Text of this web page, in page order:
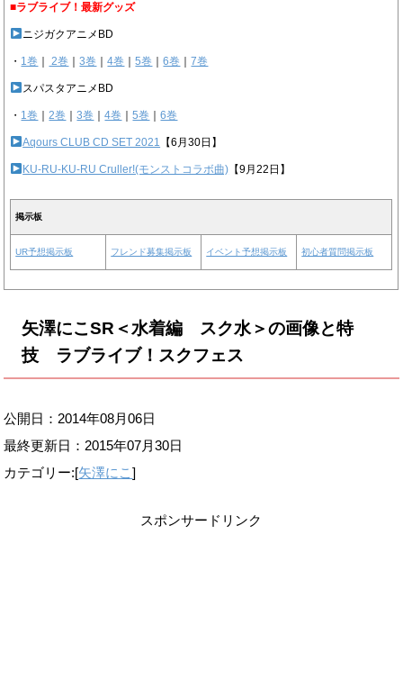
■ラブライブ！最新グッズ
ニジガクアニメBD
・ 1巻 2巻 ｜3巻 ｜4巻 ｜5巻 ｜6巻 ｜7巻
スパスタアニメBD
・ 1巻 ｜2巻 ｜3巻 ｜4巻 ｜5巻 ｜6巻
Aqours CLUB CD SET 2021 【6月30日】
KU-RU-KU-RU Cruller!(モンストコラボ曲) 【9月22日】
掲示板
UR予想掲示板 フレンド募集掲示板 イベント予想掲示板 初心者質問掲示板
矢澤にこSR＜水着編 スク水＞の画像と特
技 ラブライブ！スクフェス
公開日：2014年08月06日
最終更新日： 2015年07月30日
カテゴリー:[矢澤にこ]
スポンサードリンク